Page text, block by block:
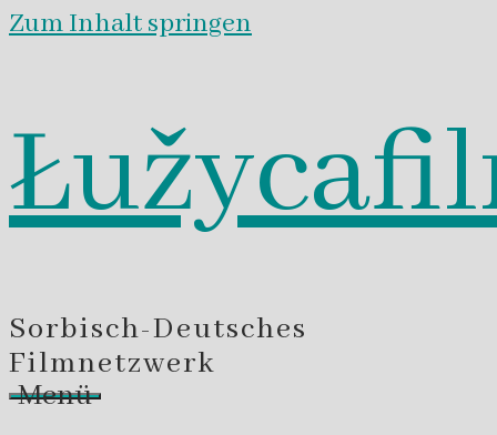
Zum Inhalt springen
Sorbisch-Deutsches
Filmnetzwerk
Menü